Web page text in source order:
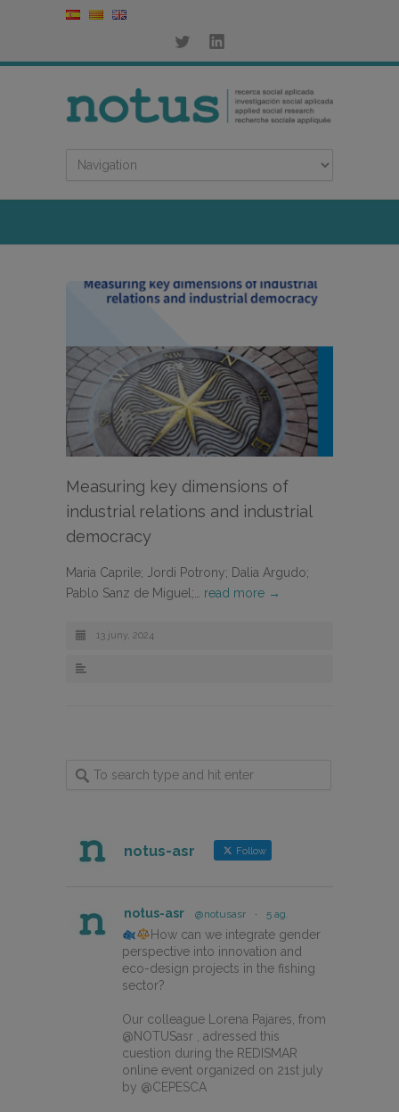
Measuring key dimensions of
industrial relations and industrial
democracy
Maria Caprile; Jordi Potrony; Dalia Argudo;
Pablo Sanz de Miguel;… read more →
13 juny, 2024
notus-asr Follow
notus-asr @notusasr · 5 ag.
How can we integrate gender
perspective into innovation and
eco-design projects in the fishing
sector?
Our colleague Lorena Pajares, from
@NOTUSasr , adressed this
cuestion during the REDISMAR
online event organized on 21st july
by @CEPESCA